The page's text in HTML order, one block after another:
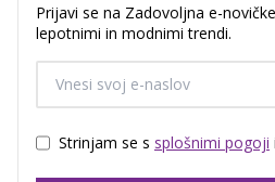
Prijavi se na Zadovoljna e-
lepotnimi in modnimi trendi.
Strinjam se s splošnimi pogoji